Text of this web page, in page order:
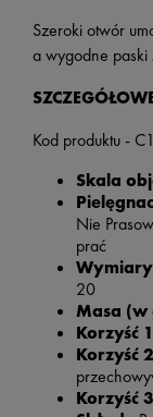
Szeroki otwór
a wygodne paski
Kod produktu -
Skala
Nie
prać
Wymiary
20
Masa (w
Korzyść
Korzyść
Korzyść